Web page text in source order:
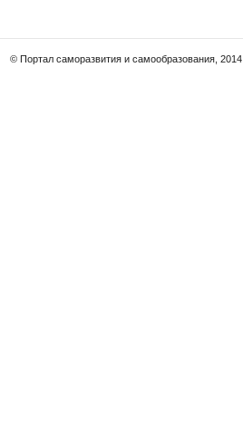
© Портал саморазвития и самообразования, 2014